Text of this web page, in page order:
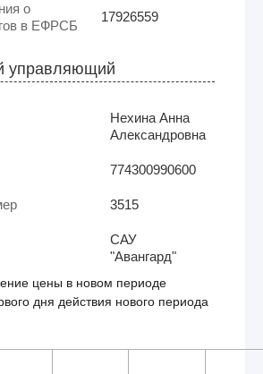
о
в ЕФРСБ
17926559
управляющий
Нехина Анна
Александровна
774300990600
3515
САУ
"Авангард"
цены в новом периоде
дня действия нового периода